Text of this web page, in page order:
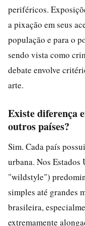
periféricos.
a pixação em seus
população e para o
sendo vista como
debate envolve
arte.
Existe diferença
outros países?
Sim. Cada país
urbana. Nos
"wildstyle")
simples até grandes
brasileira,
extremamente